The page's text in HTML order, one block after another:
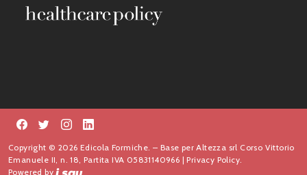
Copyright © 2026 Edicola Formiche. – Base per Altezza srl Corso Vittorio
Emanuele II, n. 18, Partita IVA 05831140966 |Privacy Policy.
Powered by